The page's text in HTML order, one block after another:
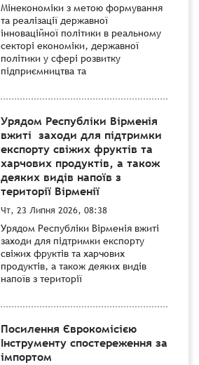
Мінекономіки з метою формування
та реалізації державної
інноваційної політики в реальному
секторі економіки, державної
політики у сфері розвитку
підприємництва та
Урядом Республіки Вірменія
вжиті заходи для підтримки
експорту свіжих фруктів та
харчових продуктів, а також
деяких видів напоїв з
території Вірменії
Чт, 23 Липня 2026, 08:38
Урядом Республіки Вірменія вжиті
заходи для підтримки експорту
свіжих фруктів та харчових
продуктів, а також деяких видів
напоїв з території
Посилення Єврокомісією
Інструменту спостереження за
імпортом